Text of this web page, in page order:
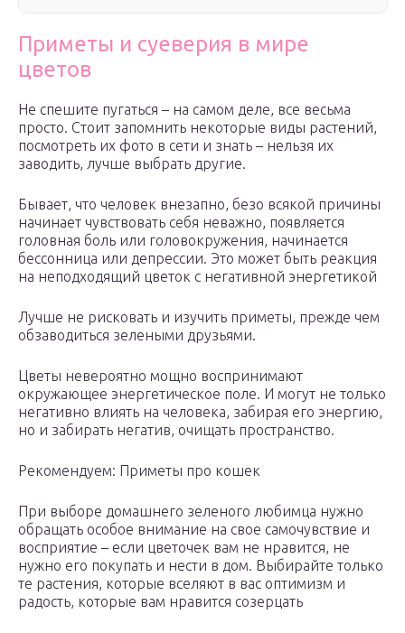
Приметы и суеверия в мире
цветов
Не спешите пугаться – на самом деле, все весьма
просто. Стоит запомнить некоторые виды растений,
посмотреть их фото в сети и знать – нельзя их
заводить, лучше выбрать другие.
Бывает, что человек внезапно, безо всякой причины
начинает чувствовать себя неважно, появляется
головная боль или головокружения, начинается
бессонница или депрессии. Это может быть реакция
на неподходящий цветок с негативной энергетикой
Лучше не рисковать и изучить приметы, прежде чем
обзаводиться зелеными друзьями.
Цветы невероятно мощно воспринимают
окружающее энергетическое поле. И могут не только
негативно влиять на человека, забирая его энергию,
но и забирать негатив, очищать пространство.
Рекомендуем: Приметы про кошек
При выборе домашнего зеленого любимца нужно
обращать особое внимание на свое самочувствие и
восприятие – если цветочек вам не нравится, не
нужно его покупать и нести в дом. Выбирайте только
те растения, которые вселяют в вас оптимизм и
радость, которые вам нравится созерцать